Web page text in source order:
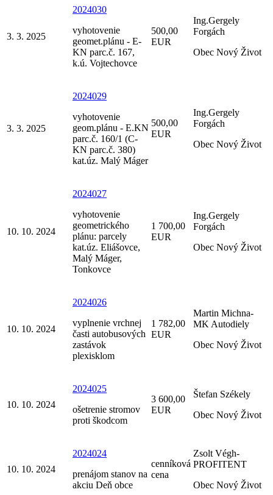
3. 3. 2025
2024030
vyhotovenie
geomet.plánu - E-
KN parc.č. 167,
k.ú. Vojtechovce
500,00
EUR
Ing.Gergely
Forgách
Obec Nový Život
3. 3. 2025
2024029
vyhotovenie
geom.plánu - E.KN
parc.č. 160/1 (C-
KN parc.č. 380)
kat.úz. Malý Máger
500,00
EUR
Ing.Gergely
Forgách
Obec Nový Život
10. 10. 2024
2024027
vyhotovenie
geometrického
plánu: parcely
kat.úz. Eliášovce,
Malý Máger,
Tonkovce
1 700,00
EUR
Ing.Gergely
Forgách
Obec Nový Život
10. 10. 2024
2024026
vyplnenie vrchnej
časti autobusových
zastávok
plexisklom
1 782,00
EUR
Martin Michna-
MK Autodiely
Obec Nový Život
10. 10. 2024
2024025
ošetrenie stromov
proti škodcom
3 600,00
EUR
Štefan Székely
Obec Nový Život
10. 10. 2024
2024024
prenájom stanov na
akciu Deň obce
cenníková
cena
Zsolt Végh-
PROFITENT
Obec Nový Život